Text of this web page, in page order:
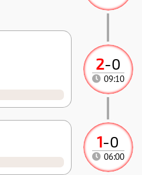
1-0
06:00
2-0
09:10